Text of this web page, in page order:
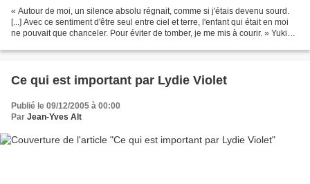
« Autour de moi, un silence absolu régnait, comme si j'étais devenu sourd.
[...] Avec ce sentiment d'être seul entre ciel et terre, l'enfant qui était en moi
ne pouvait que chanceler. Pour éviter de tomber, je me mis à courir. » Yukio
Ce qui est important par Lydie Violet
Publié le 09/12/2005 à 00:00
Par Jean-Yves Alt